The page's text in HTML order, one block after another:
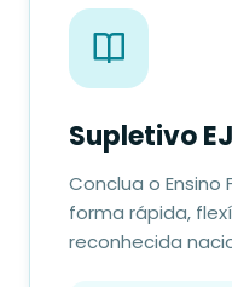
Supletivo
Conclua o
forma rápida,
reconhecida